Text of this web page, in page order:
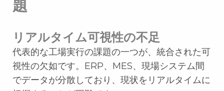
題
リアルタイム可視性の不足
代表的な工場実行の課題の一つが、統合された可
視性の欠如です。ERP、MES、現場システム間
でデータが分散しており、現状をリアルタイムに